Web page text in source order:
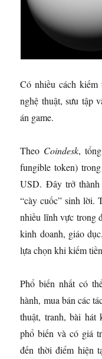
Có nhiều cách
nghệ thuật, sưu tập
án game.
Theo Coindesk,
fungible token)
USD. Đây trở thành
“cày cuốc” sinh lời.
nhiều lĩnh vực trong
kinh doanh, giáo
lựa chọn khi kiếm
Phổ biến nhất có
hành, mua bán các
thuật, tranh, bài
phổ biến và có giá
đến thời điểm hiện